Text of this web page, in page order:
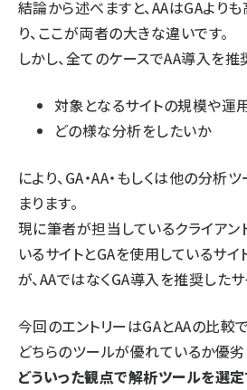
結論から述べますと、AAはGAより
り、ここが両者の大きな違いです。
しかし、全てのケースでAA導入を推
対象となるサイトの規模や運
どの様な分析をしたいか
により、GA・AA・もしくは他の分析
まります。
現に筆者が担当しているクライアン
いるサイトとGAを使用しているサ
が、AAではなくGA導入を推奨したサ
今回のエントリーはGAとAAの比較
どちらのツールが優れているか優劣
どういった観点で解析ツールを選